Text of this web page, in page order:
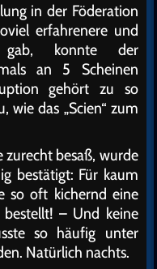
in der Föderation
erfahrenere und
gab, konnte der
an 5 Scheinen
gehört zu so
wie das „Scien“ zum
zurecht besaß, wurde
bestätigt: Für kaum
so oft kichernd eine
bestellt! – Und keine
so häufig unter
Natürlich nachts.